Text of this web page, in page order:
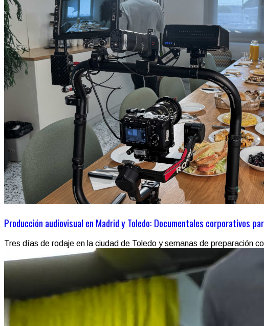
Producción audiovisual en Madrid y Toledo: Documentales corporativos
Tres días de rodaje en la ciudad de Toledo y semanas de preparación